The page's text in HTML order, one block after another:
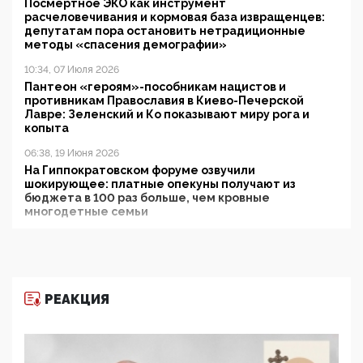
Посмертное ЭКО как инструмент
расчеловечивания и кормовая база извращенцев:
депутатам пора остановить нетрадиционные
методы «спасения демографии»
10:34, 07 Июля 2026
Пантеон «героям»-пособникам нацистов и
противникам Православия в Киево-Печерской
Лавре: Зеленский и Ко показывают миру рога и
копыта
06:38, 19 Июня 2026
На Гиппократовском форуме озвучили
шокирующее: платные опекуны получают из
бюджета в 100 раз больше, чем кровные
многодетные семьи
11:53, 09 Июня 2026
деятельность ИИТО ЮНЕСКО в России, но
цифроглобалисты продолжают определять
РЕАКЦИЯ